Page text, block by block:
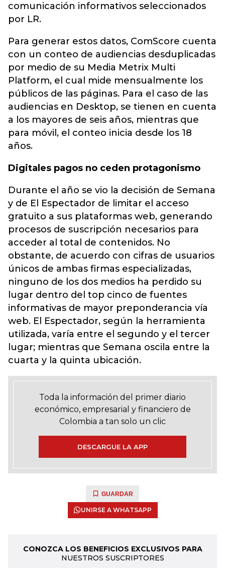
comunicación informativos seleccionados
por LR.
Para generar estos datos, ComScore cuenta
con un conteo de audiencias desduplicadas
por medio de su Media Metrix Multi
Platform, el cual mide mensualmente los
públicos de las páginas. Para el caso de las
audiencias en Desktop, se tienen en cuenta
a los mayores de seis años, mientras que
para móvil, el conteo inicia desde los 18
años.
Digitales pagos no ceden protagonismo
Durante el año se vio la decisión de Semana
y de El Espectador de limitar el acceso
gratuito a sus plataformas web, generando
procesos de suscripción necesarios para
acceder al total de contenidos. No
obstante, de acuerdo con cifras de usuarios
únicos de ambas firmas especializadas,
ninguno de los dos medios ha perdido su
lugar dentro del top cinco de fuentes
informativas de mayor preponderancia vía
web. El Espectador, según la herramienta
utilizada, varía entre el segundo y el tercer
lugar; mientras que Semana oscila entre la
cuarta y la quinta ubicación.
Toda la información del primer diario
económico, empresarial y financiero de
Colombia a tan solo un clic
DESCARGUE LA APP
GUARDAR
UNIRSE A WHATSAPP
CONOZCA LOS BENEFICIOS EXCLUSIVOS PARA
NUESTROS SUSCRIPTORES